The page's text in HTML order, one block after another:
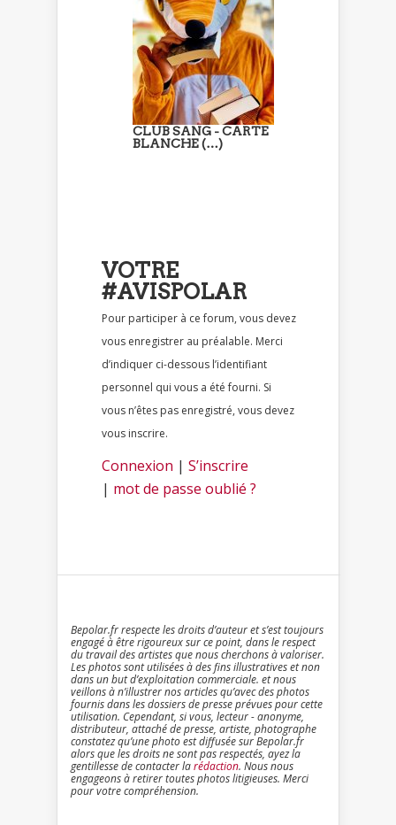
CLUB SANG - CARTE
BLANCHE (…)
VOTRE
#AVISPOLAR
Pour participer à ce forum, vous devez
vous enregistrer au préalable. Merci
d’indiquer ci-dessous l’identifiant
personnel qui vous a été fourni. Si
vous n’êtes pas enregistré, vous devez
vous inscrire.
Connexion | S’inscrire
| mot de passe oublié ?
Bepolar.fr respecte les droits d’auteur et s’est toujours
engagé à être rigoureux sur ce point, dans le respect
du travail des artistes que nous cherchons à valoriser.
Les photos sont utilisées à des fins illustratives et non
dans un but d’exploitation commerciale. et nous
veillons à n’illustrer nos articles qu’avec des photos
fournis dans les dossiers de presse prévues pour cette
utilisation. Cependant, si vous, lecteur - anonyme,
distributeur, attaché de presse, artiste, photographe
constatez qu’une photo est diffusée sur Bepolar.fr
alors que les droits ne sont pas respectés, ayez la
gentillesse de contacter larédaction. Nous nous
engageons à retirer toutes photos litigieuses. Merci
pour votre compréhension.